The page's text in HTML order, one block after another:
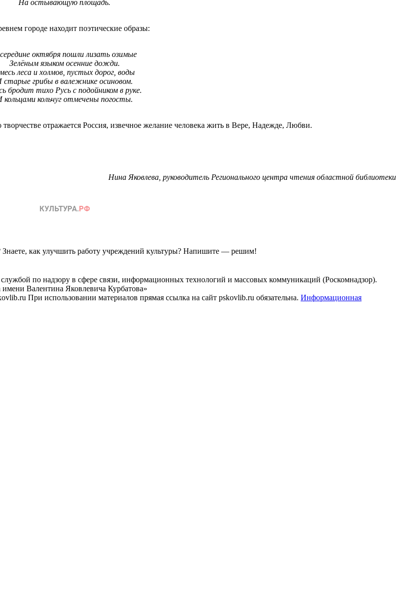
На остывающую площадь.
городе находит поэтические образы:
октября пошли лизать озимые
Зелёным языком осенние дожди.
леса и холмов, пустых дорог, воды
старые грибы в валежнике осиновом.
бродит тихо Русь с подойником в руке.
кольцами кольчуг отмечены погосты.
отражается Россия, извечное желание человека жить в Вере, Надежде, Любви.
Нина Яковлева, руководитель Регионального центра чтения областной библиотеки
как улучшить работу учреждений культуры? Напишите — решим!
по надзору в сфере связи, информационных технологий и массовых коммуникаций (Роскомнадзор).
имени Валентина Яковлевича Курбатова»
При использовании материалов прямая ссылка на сайт pskovlib.ru обязательна. Информационная